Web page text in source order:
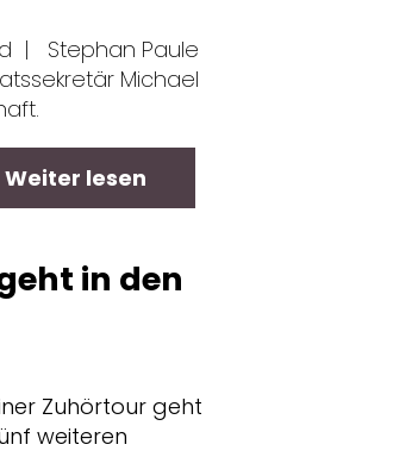
|
Stephan Paule
Michael
Weiter lesen
in den
Zuhörtour geht
weiteren